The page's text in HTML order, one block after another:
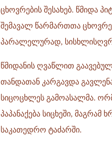
ცხოვრების შესახებ. წმიდა
შემავალ წარმართთა
პარალელურად,
წმიდანის ღვაწლით
თანდათან კარგავდა
სიცოცხლეს გამოასალმა.
პაპანაქება სიცხეში, მაგრამ
საკათედრო ტაძარში.